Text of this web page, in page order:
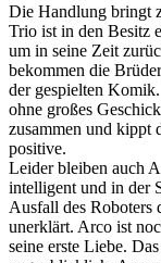
Die Handlung bringt
Trio ist in den Besitz
um in seine Zeit
bekommen die
der gespielten
ohne großes
zusammen und kippt
positive.
Leider bleiben auch
intelligent und in der
Ausfall des Roboters
unerklärt. Arco ist
seine erste Liebe.